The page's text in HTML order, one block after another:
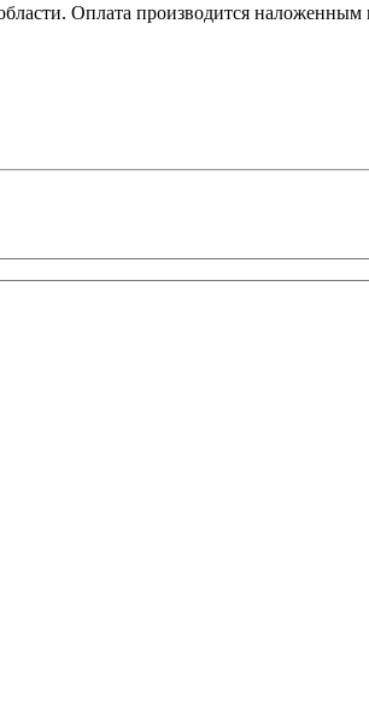
Оплата производится наложенным